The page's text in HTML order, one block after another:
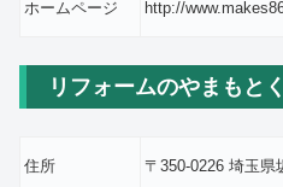
ホームページ http://
リフォームのやまもと
住所 〒350-0226 埼玉